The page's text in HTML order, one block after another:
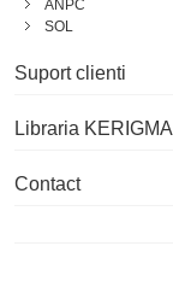
ANPC
SOL
Suport clienti
Libraria KERIGMA
Contact